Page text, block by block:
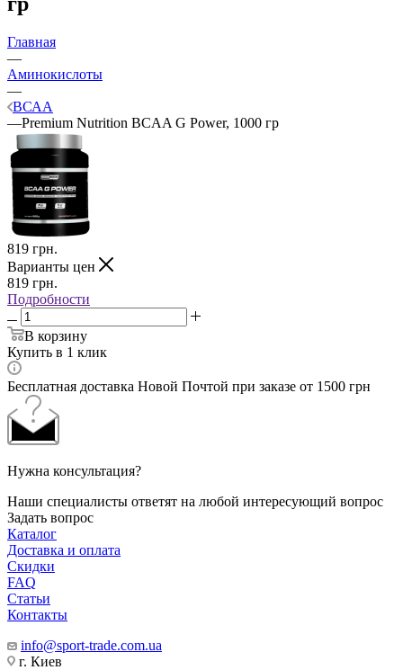
Главная
—
Аминокислоты
—
ВСАА
—Premium Nutrition BCAA G Power, 1000 гр
819 грн.
Варианты цен
819 грн.
Подробности
В корзину
Купить в 1 клик
Бесплатная доставка Новой Почтой при заказе от 1500 грн
Нужна консультация?
Наши специалисты ответят на любой интересующий вопрос
Задать вопрос
Каталог
Доставка и оплата
Скидки
FAQ
Статьи
Контакты
info@sport-trade.com.ua
г. Киев